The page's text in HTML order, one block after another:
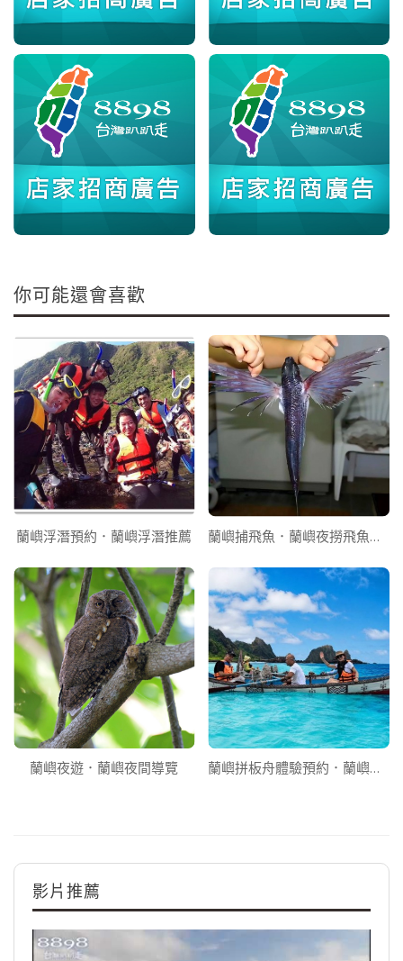
你可能還會喜歡
蘭嶼浮潛預約．蘭嶼浮潛推薦 蘭嶼捕飛魚．蘭嶼夜撈飛魚體驗
蘭嶼夜遊．蘭嶼夜間導覽 蘭嶼拼板舟體驗預約．蘭嶼文化導覽
影片推薦